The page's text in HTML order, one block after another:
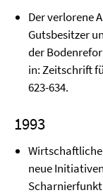
Der verlorene
Gutsbesit­zer
der
in: Zeit­schrift
623-634.
1993
neue